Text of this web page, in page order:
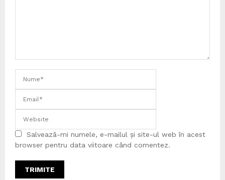
Salvează-mi numele, e-mailul și site-ul web în acest
browser pentru data viitoare când comentez.